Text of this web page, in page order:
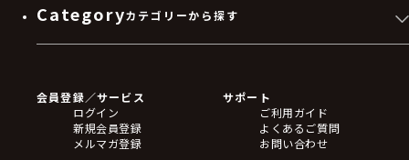
Categoryカテゴリーから探す
フィギュア
アクリルスタンド
バッジ
キーホルダー・ストラップ
会員登録／サービス
ログイン
新規会員登録
メルマガ登録
サポート
ご利用ガイド
よくあるご質問
お問い合わせ